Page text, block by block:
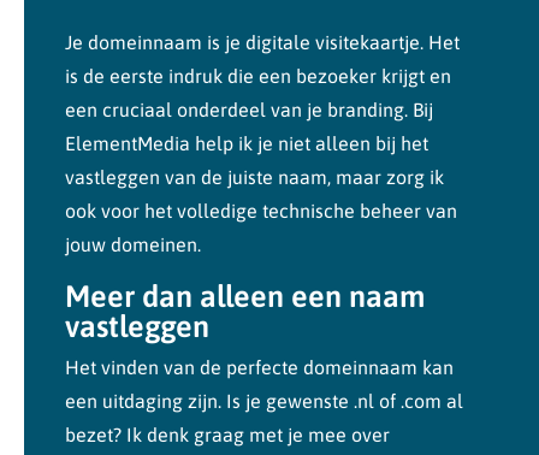
Je domeinnaam is je digitale visitekaartje. Het
is de eerste indruk die een bezoeker krijgt en
een cruciaal onderdeel van je branding. Bij
ElementMedia help ik je niet alleen bij het
vastleggen van de juiste naam, maar zorg ik
ook voor het volledige technische beheer van
jouw domeinen.
Meer dan alleen een naam
vastleggen
Het vinden van de perfecte domeinnaam kan
een uitdaging zijn. Is je gewenste .nl of .com al
bezet? Ik denk graag met je mee over